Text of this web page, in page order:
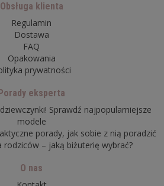
Obsługa klienta
Regulamin
Dostawa
FAQ
Opakowania
prywatności
eksperta
Sprawdź najpopularniejsze
modele
porady, jak sobie z nią poradzić
rodziców – jaką biżuterię wybrać?
O nas